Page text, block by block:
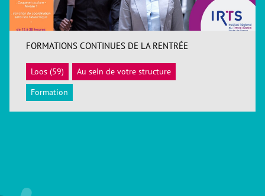
ACCÉDER
FORMATIONS CONTINUES DE LA RENTRÉE
Loos (59)
Au sein de votre structure
Formation